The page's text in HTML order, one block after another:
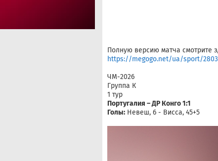
Полную версию матча смотрите
https://megogo.net/ua/sport/
ЧМ-2026
Группа К
1 тур
Португалия – ДР Конго 1:1
Голы: Невеш, 6 - Висса, 45+5